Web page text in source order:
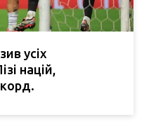
усіх
націй,